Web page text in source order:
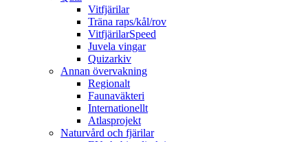
Vitfjärilar
Träna raps/kål/rov
VitfjärilarSpeed
Juvela vingar
Quizarkiv
Annan övervakning
Regionalt
Faunaväkteri
Internationellt
Atlasprojekt
Naturvård och fjärilar